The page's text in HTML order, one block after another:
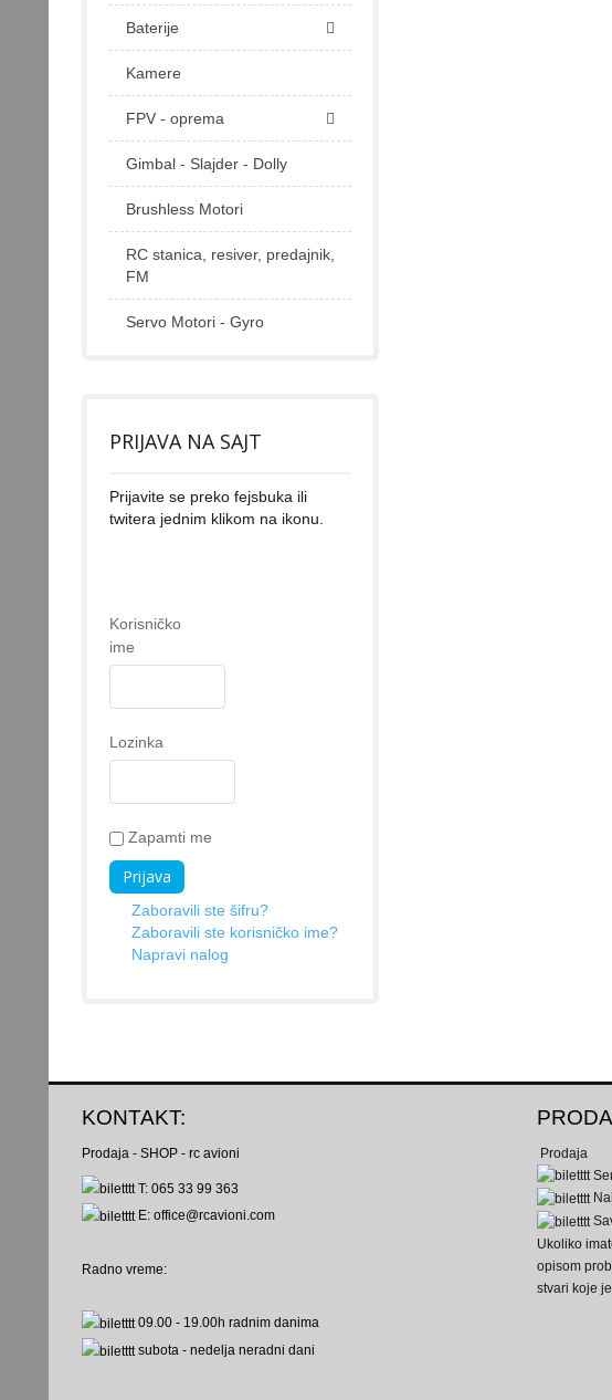
Baterije
Kamere
FPV - oprema
Gimbal - Slajder - Dolly
Brushless Motori
RC stanica, resiver, predajnik,
FM
Servo Motori - Gyro
PRIJAVA NA SAJT
Prijavite se preko fejsbuka ili
twitera jednim klikom na ikonu.
Korisničko
ime
Lozinka
Zapamti me
Zaboravili ste šifru?
Zaboravili ste korisničko ime?
Napravi nalog
KONTAKT:
Prodaja - SHOP - rc avioni
T: 065 33 99 363
E: office@rcavioni.com
Radno vreme:
09.00 - 19.00h radnim danima
subota - nedelja neradni dani
Prodaja
Ukoliko
opisom
stvari koje